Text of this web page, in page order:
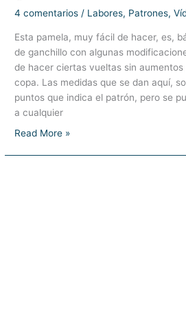
4 comentarios / Labores, Patrones,
Esta pamela, muy fácil de hacer, es,
de ganchillo con algunas
de hacer ciertas vueltas sin
copa. Las medidas que se dan aquí,
puntos que indica el patrón, pero se
a cualquier
Pamela
Read More »